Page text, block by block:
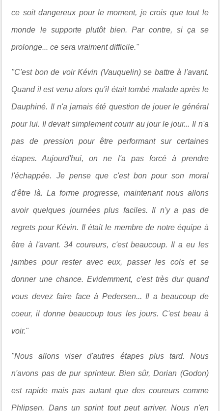
ce soit dangereux pour le moment, je crois que tout le
monde le supporte plutôt bien. Par contre, si ça se
prolonge... ce sera vraiment difficile."
"C'est bon de voir Kévin (Vauquelin) se battre à l'avant.
Quand il est venu alors qu'il était tombé malade après le
Dauphiné. Il n'a jamais été question de jouer le général
pour lui. Il devait simplement courir au jour le jour... Il n'a
pas de pression pour être performant sur certaines
étapes. Aujourd'hui, on ne l'a pas forcé à prendre
l'échappée. Je pense que c'est bon pour son moral
d'être là. La forme progresse, maintenant nous allons
avoir quelques journées plus faciles. Il n'y a pas de
regrets pour Kévin. Il était le membre de notre équipe à
être à l'avant. 34 coureurs, c'est beaucoup. Il a eu les
jambes pour rester avec eux, passer les cols et se
donner une chance. Evidemment, c'est très dur quand
vous devez faire face à Pedersen... Il a beaucoup de
coeur, il donne beaucoup tous les jours. C'est beau à
voir."
"Nous allons viser d'autres étapes plus tard. Nous
n'avons pas de pur sprinteur. Bien sûr, Dorian (Godon)
est rapide mais pas autant que des coureurs comme
Phlipsen. Dans un sprint tout peut arriver. Nous n'en